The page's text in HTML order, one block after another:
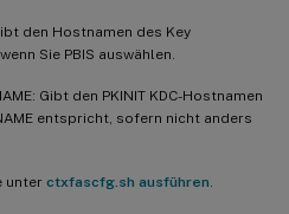
den Hostnamen des Key
Sie PBIS auswählen.
Gibt den PKINIT KDC-Hostnamen
entspricht, sofern nicht anders
unter ctxfascfg.sh ausführen